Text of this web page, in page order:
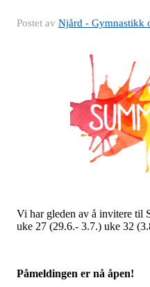
Postet av Njård - Gymnastikk
Vi har gleden av å invitere til
uke 27 (29.6.- 3.7.) uke 32
Påmeldingen er nå åpen!